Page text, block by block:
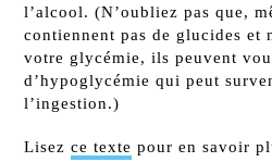
l’alcool. (N’oubliez pas que,
contiennent pas de glucides et
votre glycémie, ils peuvent
d’hypoglycémie qui peut
l’ingestion.)
Lisezce texte pour en savoir